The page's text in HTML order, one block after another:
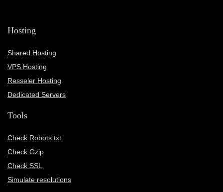
Hosting
Shared Hosting
VPS Hosting
Resseler Hosting
Dedicated Servers
Tools
Check Robots.txt
Check Gzip
Check SSL
Simulate resolutions